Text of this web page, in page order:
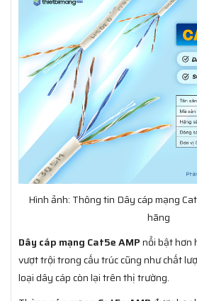
Hình ảnh: Thông tin Dây cáp mạng
hãng
Dây cáp mạng Cat5e AMPnổi bật hơn
vượt trội trong cấu trúc cũng như chất
loại dây cáp còn lại trên thị trường.